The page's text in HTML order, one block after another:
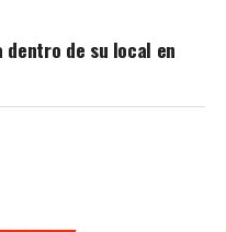
dentro de su local en